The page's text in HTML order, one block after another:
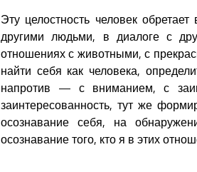
Эту целостность человек
другими людьми, в диалоге с
отношениях с животными, с
найти себя как человека,
напротив — с вниманием, с
заинтересованность, тут же
осознавание себя, на
осознавание того, кто я в этих